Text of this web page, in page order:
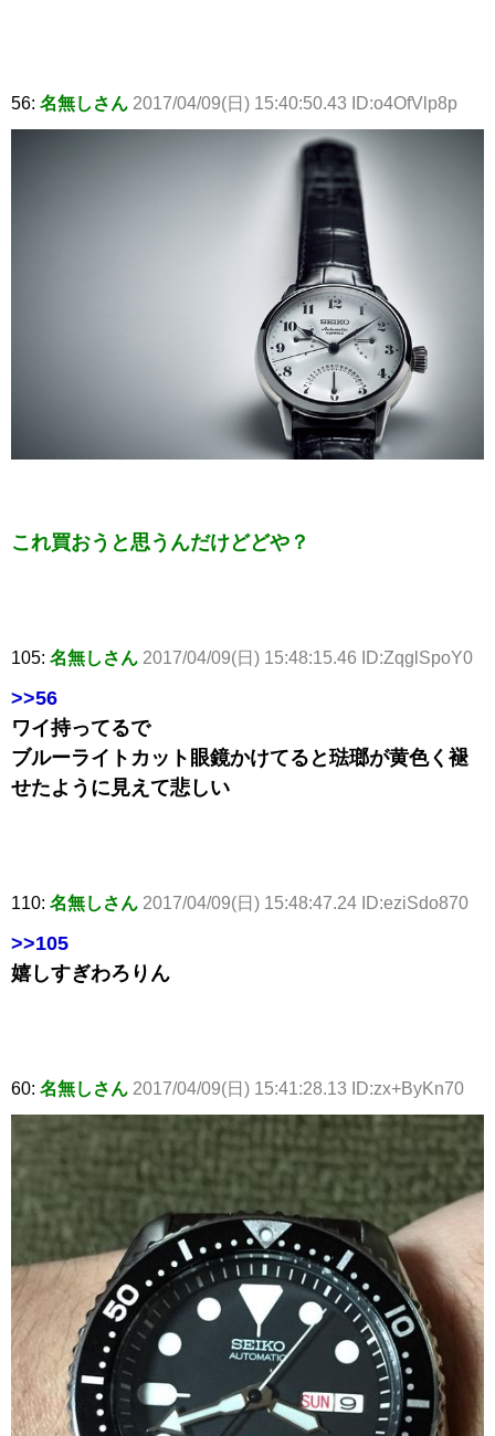
56: 名無しさん 2017/04/09(日) 15:40:50.43 ID:o4OfVlp8p
これ買おうと思うんだけどどや？
105: 名無しさん 2017/04/09(日) 15:48:15.46 ID:ZqglSpoY0
>>56
ワイ持ってるで
ブルーライトカット眼鏡かけてると琺瑯が黄色く褪
せたように見えて悲しい
110: 名無しさん 2017/04/09(日) 15:48:47.24 ID:eziSdo870
>>105
嬉しすぎわろりん
60: 名無しさん 2017/04/09(日) 15:41:28.13 ID:zx+ByKn70